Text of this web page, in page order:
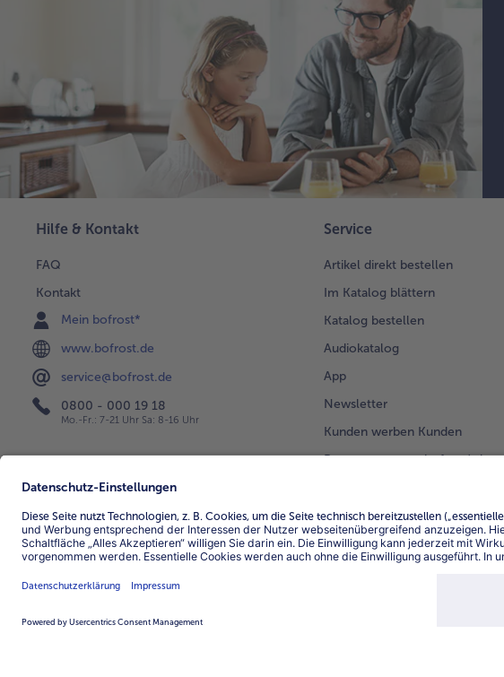
Hilfe & Kontakt
FAQ
Kontakt
Mein bofrost*
www.bofrost.de
service@bofrost.de
0800 - 000 19 18
Mo.-Fr.: 7-21 Uhr Sa: 8-16 Uhr
Service
Artikel direkt bestellen
Im Katalog blättern
Katalog bestellen
Audiokatalog
App
Newsletter
Kunden werben Kunden
Bonusprogramm bofrost*plus.